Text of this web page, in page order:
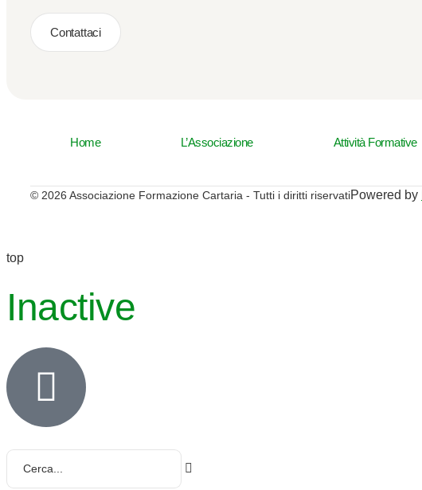
Contattaci
Home L’Associazione Attività Formative
© 2026 Associazione Formazione Cartaria - Tutti i diritti riservatiPowered by
top
Inactive